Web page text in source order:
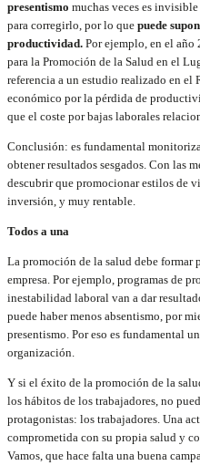
presentismo muchas veces es
para corregirlo, por lo que puede
productividad. Por ejemplo, en el
para la Promoción de la Salud en el
referencia a un estudio realizado en el
económico por la pérdida de
que el coste por bajas laborales
Conclusión: es fundamental
obtener resultados sesgados. Con las
descubrir que promocionar estilos de
inversión, y muy rentable.
Todos a una
La promoción de la salud debe formar
empresa. Por ejemplo, programas de
inestabilidad laboral van a dar
puede haber menos absentismo, por
presentismo. Por eso es fundamental
organización.
Y si el éxito de la promoción de la
los hábitos de los trabajadores, no
protagonistas: los trabajadores. Una
comprometida con su propia salud y
Vamos, que hace falta una buena